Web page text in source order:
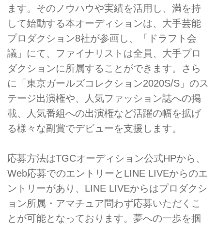
ます。そのノウハウや実績を活用し、満を持
して始動する本オーディションは、大手芸能
プロダクション8社が参画し、「ドラフト会
議」にて、ファイナリストは全員、大手プロ
ダクションに所属することができます。さら
に「東京ガールズコレクション2020S/S」のス
テージ出演権や、人気ファッション誌への掲
載、人気番組への出演権など活躍の幅を拡げ
る様々な副賞でデビューを支援します。
応募方法はTGCオーディション公式HPから、
Web応募でのエントリーとLINE LIVEからのエ
ントリーがあり、LINE LIVEからはプロダクシ
ョン所属・アマチュア問わず応募いただくこ
とが可能となっております。夢への一歩を掴